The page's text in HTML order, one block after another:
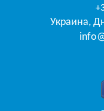
Украина,